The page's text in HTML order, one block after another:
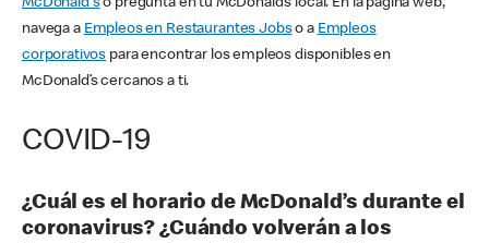
navega a Empleos en Restaurantes Jobso a Empleos
corporativos para encontrar los empleos disponibles en
McDonald’s cercanos a ti.
COVID-19
¿Cuál es el horario de McDonald’s durante el
coronavirus? ¿Cuándo volverán a los